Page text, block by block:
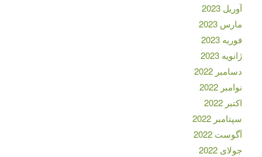
آوریل 2023
مارس 2023
فوریه 2023
ژانویه 2023
دسامبر 2022
نوامبر 2022
اکتبر 2022
سپتامبر 2022
آگوست 2022
جولای 2022